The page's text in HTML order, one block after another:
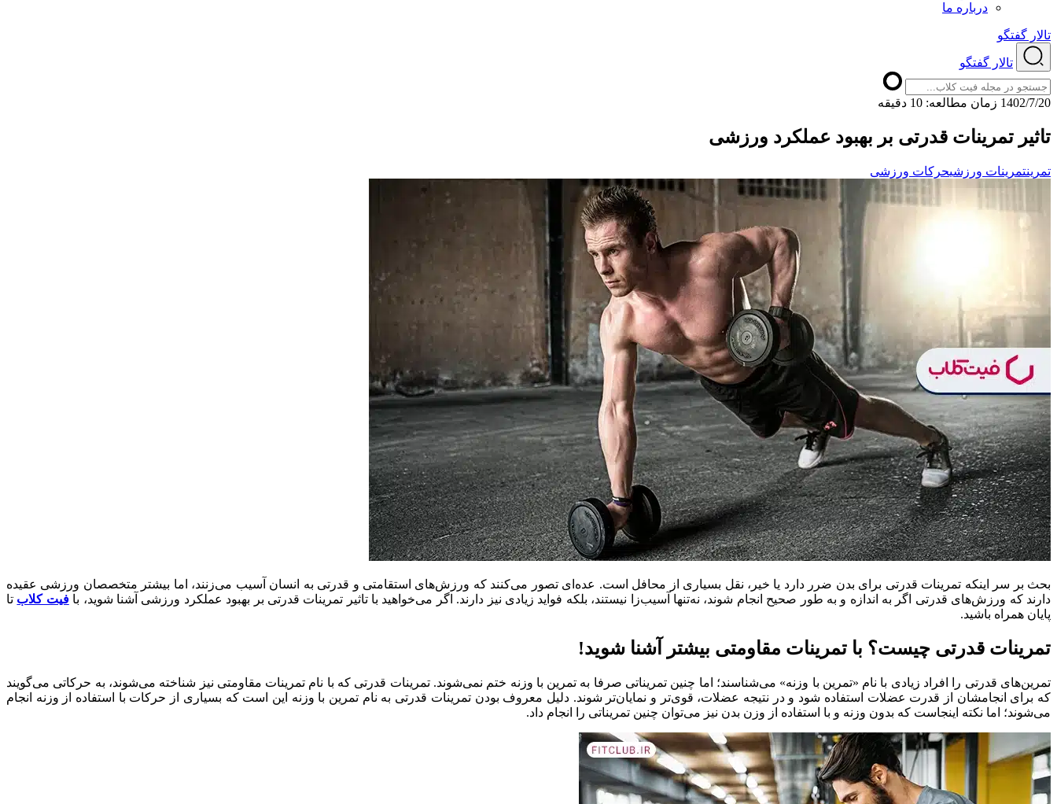
درباره ما
تالار گفتگو
تالار گفتگو
1402/7/20 ﺯﻣﺎﻥ ﻣﻄﺎﻟﻌﻪ: 10 دقیقه
تاثیر تمرینات قدرتی بر بهبود عملکرد ورزشی
تمرینتمرینات ورزشیحرکات ورزشی
بحث بر سر اینکه تمرینات قدرتی برای بدن ضرر دارد یا خیر، نقل بسیاری از محافل است. عده‌ای تصور می‌کنند که ورزش‌های استقامتی و قدرتی به انسان آسیب می‌زنند، اما بیشتر متخصصان ورزشی عقیده
دارند که ورزش‌های قدرتی اگر به اندازه و به طور صحیح انجام شوند، نه‌تنها آسیب‌زا نیستند، بلکه فواید زیادی نیز دارند. اگر می‌خواهید با تاثیر تمرینات قدرتی بر بهبود عملکرد ورزشی آشنا شوید، بافیت کلاب تا
پایان همراه باشید.
تمرینات قدرتی چیست؟ با تمرینات مقاومتی بیشتر آشنا شوید!
تمرین‌های قدرتی را افراد زیادی با نام «تمرین با وزنه» می‌شناسند؛ اما چنین تمریناتی صرفا به تمرین با وزنه ختم نمی‌شوند. تمرینات قدرتی که با نام تمرینات مقاومتی نیز شناخته می‌شوند، به حرکاتی می‌گویند
که برای انجامشان از قدرت عضلات استفاده شود و در نتیجه عضلات، قوی‌تر و نمایان‌تر شوند. دلیل معروف بودن تمرینات قدرتی به نام تمرین با وزنه این است که بسیاری از حرکات با استفاده از وزنه انجام
می‌شوند؛ اما نکته اینجاست که بدون وزنه و با استفاده از وزن بدن نیز می‌توان چنین تمریناتی را انجام داد.